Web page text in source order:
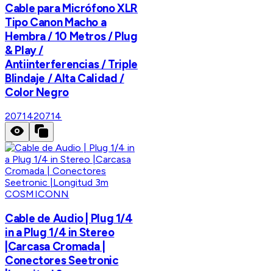
Cable para Micrófono XLR
Tipo Canon Macho a
Hembra / 10 Metros / Plug
& Play /
Antiinterferencias / Triple
Blindaje / Alta Calidad /
Color Negro
2071420714
COSMICONN
Cable de Audio | Plug 1/4
in a Plug 1/4 in Stereo
|Carcasa Cromada |
Conectores Seetronic